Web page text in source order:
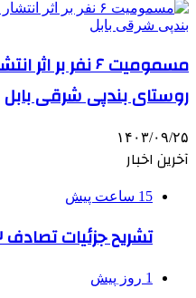
مسمومیت ۶ نفر
روستای بندپی شرقی بابل
۱۴۰۳/۰۹/۲۵
آخرین اخبار
15 ساعت پیش
تشریح جزئیات تصادف ۱۲ خودرو با ۱۹ مصدوم
1 روز پیش